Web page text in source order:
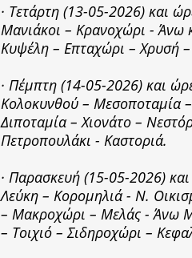
· Τετάρτη (13-05-2026) και
Μανιάκοι – Κρανοχώρι - Άνω
Κυψέλη – Επταχώρι – Χρυσή
· Πέμπτη (14-05-2026) και
Κολοκυνθού – Μεσοποταμία
Διποταμία – Χιονάτο –
Πετροπουλάκι - Καστοριά.
· Παρασκευή (15-05-2026)
Λεύκη – Κορομηλιά - Ν.
– Μακροχώρι – Μελάς - Άνω
– Τοιχιό – Σιδηροχώρι –